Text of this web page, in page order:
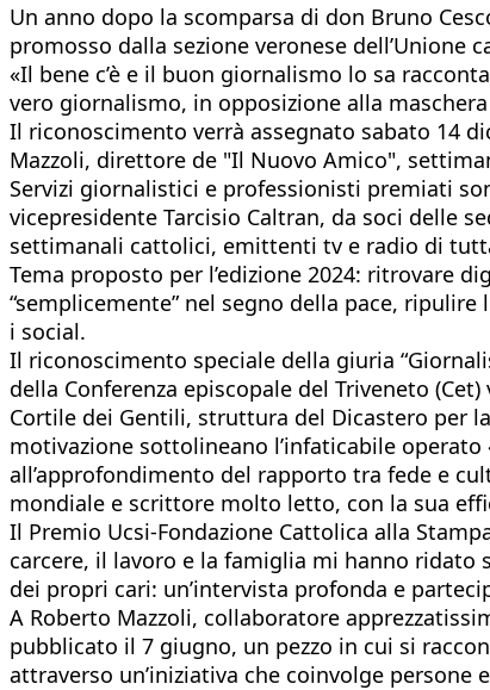
Un anno dopo la scomparsa di don Bruno
promosso dalla sezione veronese
«Il bene c’è e il buon giornalismo lo sa
vero giornalismo, in opposizione alla
Il riconoscimento verrà assegnato sabato 14
Mazzoli, direttore de "Il Nuovo Amico",
Servizi giornalistici e professionisti premiati
vicepresidente Tarcisio Caltran, da soci delle
settimanali cattolici, emittenti tv e radio di
Tema proposto per l’edizione 2024: ritrovare
“semplicemente” nel segno della pace,
i social.
Il riconoscimento speciale della giuria
della Conferenza episcopale del Triveneto
Cortile dei Gentili, struttura del Dicastero per
motivazione sottolineano l’infaticabile operato
all’approfondimento del rapporto tra fede e
mondiale e scrittore molto letto, con la sua
Il Premio Ucsi-Fondazione Cattolica alla
carcere, il lavoro e la famiglia mi hanno ridato
dei propri cari: un’intervista profonda e
A Roberto Mazzoli, collaboratore
pubblicato il 7 giugno, un pezzo in cui si
attraverso un’iniziativa che coinvolge